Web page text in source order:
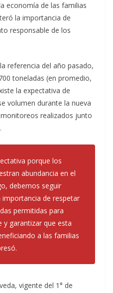
economía de las familias
la importancia de
responsable de los
referencia del año pasado,
toneladas (en promedio,
la expectativa de
volumen durante la nueva
realizados junto
porque los
abundancia en el
debemos seguir
importancia de respetar
permitidas para
y garantizar que esta
a las familias
vigente del 1° de